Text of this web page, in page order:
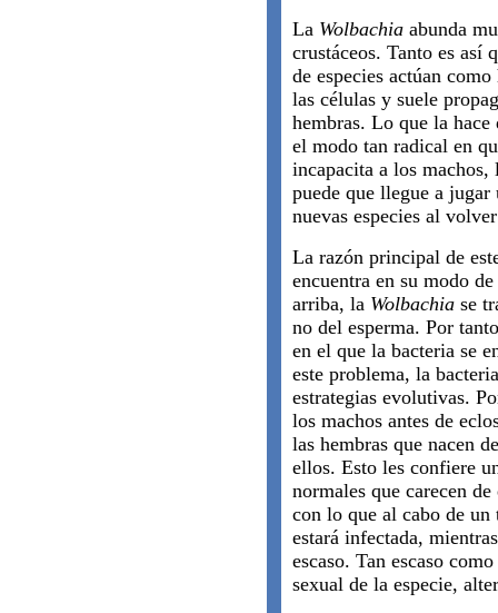
La Wolbachia abunda
crustáceos. Tanto es así
de especies actúan
las células y suele
hembras. Lo que la hace
el modo tan radical en
incapacita a los machos,
puede que llegue a
nuevas especies al
La razón principal de
encuentra en su modo
arriba, la Wolbachia se
no del esperma. Por
en el que la bacteria se
este problema, la
estrategias evolutivas.
los machos antes de
las hembras que nacen
ellos. Esto les confiere
normales que carecen
con lo que al cabo de
estará infectada,
escaso. Tan escaso
sexual de la especie,